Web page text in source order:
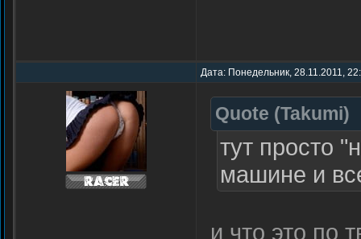
Дата: Понедельник, 28.11.2011,
Quote (Takumi)
тут просто
машине и
и что это по